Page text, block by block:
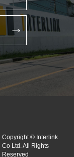
Copyright © Interlink
Co Ltd. All Rights
Reserved